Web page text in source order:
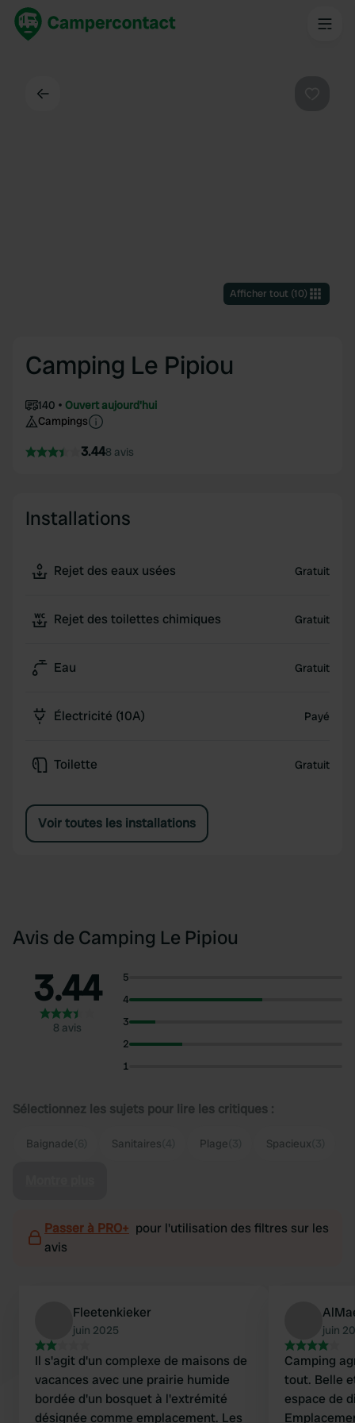
Afficher tout(10)
Camping Le Pipiou
140
Ouvert aujourd'hui
Campings
3.448 avis
Installations
Rejet des eaux usées Gratuit
Rejet des toilettes chimiques Gratuit
Eau Gratuit
Électricité (10A) Payé
Toilette Gratuit
Voir toutes les installations
Avis de Camping Le Pipiou
3.44
8 avis
5
4
3
2
1
Sélectionnez les sujets pour lire les critiques :
Baignade Sanitaires Plage Spacieux
Passer à PRO+ pour l'utilisation des filtres sur les
avis
Fleetenkieker
juin 2025
Il s'agit d'un complexe de maisons de
vacances avec une prairie humide
bordée d'un bosquet à l'extrémité
désignée comme emplacement. Les
juin
Camping
tout. Belle
espace de